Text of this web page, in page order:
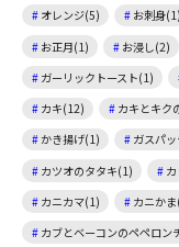
オレンジ(5)
お刺身(1)
お正月(1)
お浸し(2)
ガーリックトースト(1)
カキ(12)
カキとキク
かき揚げ(1)
ガスパ
カツオのタタキ(1)
カニカマ(1)
カニか
カブとベーコンのペペロン